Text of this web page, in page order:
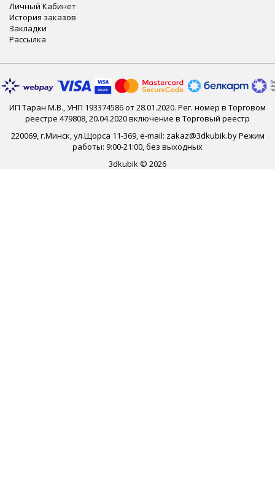
Личный Кабинет
История заказов
Закладки
Рассылка
ИП Таран М.В., УНП 193374586 от 28.01.2020. Рег. номер в Торговом
реестре 479808, 20.04.2020 включение в Торговый реестр
220069, г.Минск, ул.Щорса 11-369, e-mail: zakaz@3dkubik.by Режим
работы: 9:00-21:00, без выходных
3dkubik © 2026